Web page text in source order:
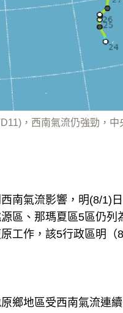
，西南氣流仍強勁，
南氣流影響，明(8/1)
區、那瑪夏區5區仍
工作，該5行政區明（
鄉地區受西南氣流連